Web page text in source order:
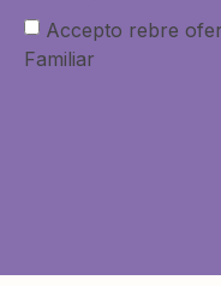
Accepto rebre
Familiar